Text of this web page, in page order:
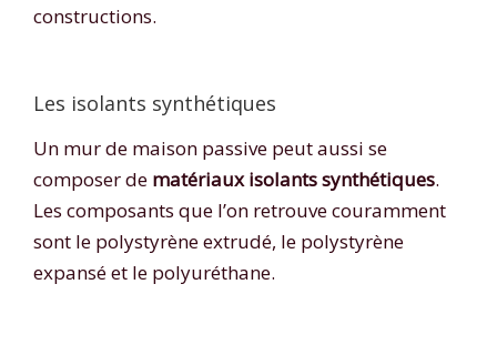
constructions.
Les isolants synthétiques
Un mur de maison passive peut aussi se
composer de matériaux isolants synthétiques.
Les composants que l’on retrouve couramment
sont le polystyrène extrudé, le polystyrène
expansé et le polyuréthane.